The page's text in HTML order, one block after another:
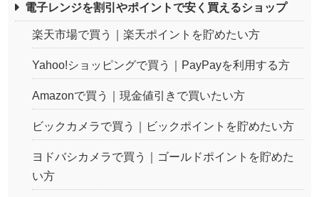
電子レンジを割引やポイントで安く買えるショップ
楽天市場で買う｜楽天ポイントを貯めたい方
Yahoo!ショッピングで買う｜PayPayを利用する方
Amazonで買う｜現金値引きで買いたい方
ビックカメラで買う｜ビックポイントを貯めたい方
ヨドバシカメラで買う｜ゴールドポイントを貯めた
い方